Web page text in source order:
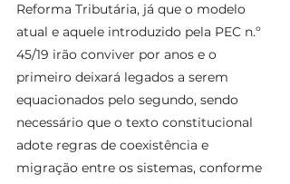
Reforma Tributária, já que o modelo
atual e aquele introduzido pela PEC n.º
45/19 irão conviver por anos e o
primeiro deixará legados a serem
equacionados pelo segundo, sendo
necessário que o texto constitucional
adote regras de coexistência e
migração entre os sistemas, conforme